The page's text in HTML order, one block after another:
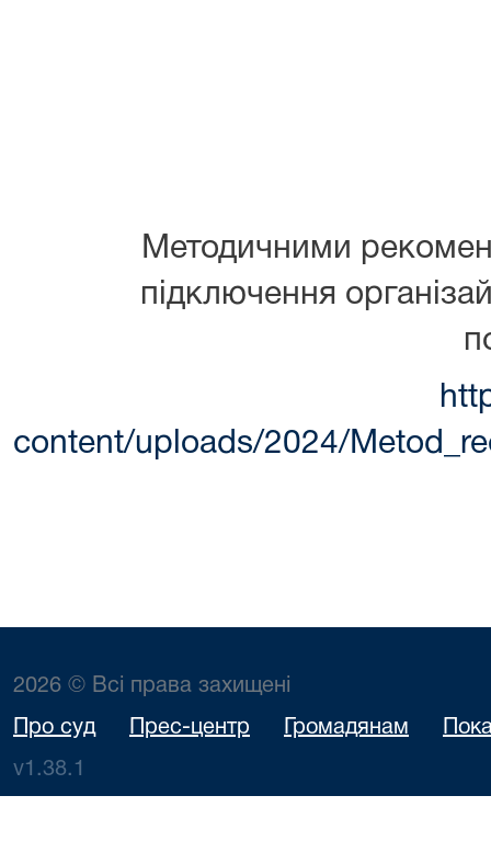
Методичними
підключення
content/uploads/2024/
2026 © Всі права захищені
Про суд Прес-центр Громадянам
v1.38.1